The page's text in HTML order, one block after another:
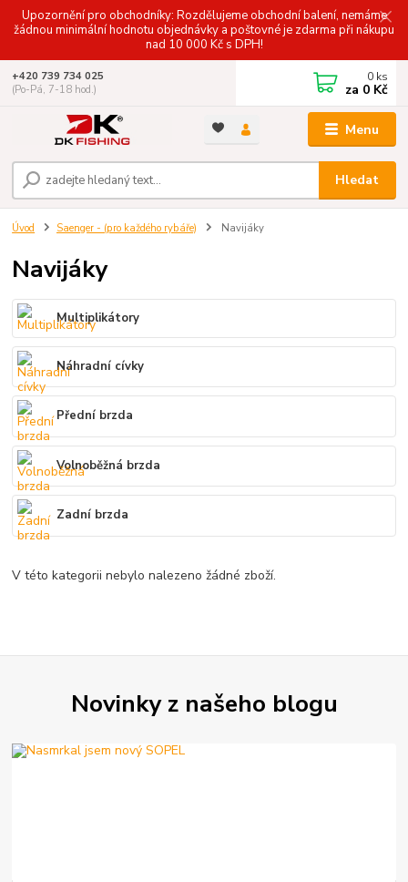
Upozornění pro obchodníky: Rozdělujeme obchodní balení, nemáme
žádnou minimální hodnotu objednávky a poštovné je zdarma při nákupu
nad 10 000 Kč s DPH!
Menu
Hledat
+420 739 734 025
(Po-Pá, 7-18 hod.)
0 ks
za 0 Kč
Úvod Saenger - (pro každého rybáře) Navijáky
Navijáky
Multiplikátory
Náhradní cívky
Přední brzda
Volnoběžná brzda
Zadní brzda
V této kategorii nebylo nalezeno žádné zboží.
Novinky z našeho blogu